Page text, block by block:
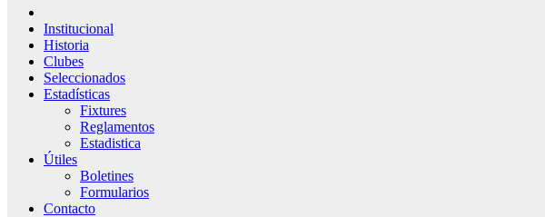
Institucional
Historia
Clubes
Seleccionados
Estadísticas
Fixtures
Reglamentos
Estadistica
Útiles
Boletines
Formularios
Contacto